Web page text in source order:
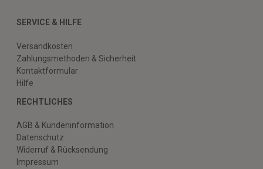
SERVICE & HILFE
Versandkosten
Zahlungsmethoden & Sicherheit
Kontaktformular
Hilfe
RECHTLICHES
AGB & Kundeninformation
Datenschutz
Widerruf & Rücksendung
Impressum